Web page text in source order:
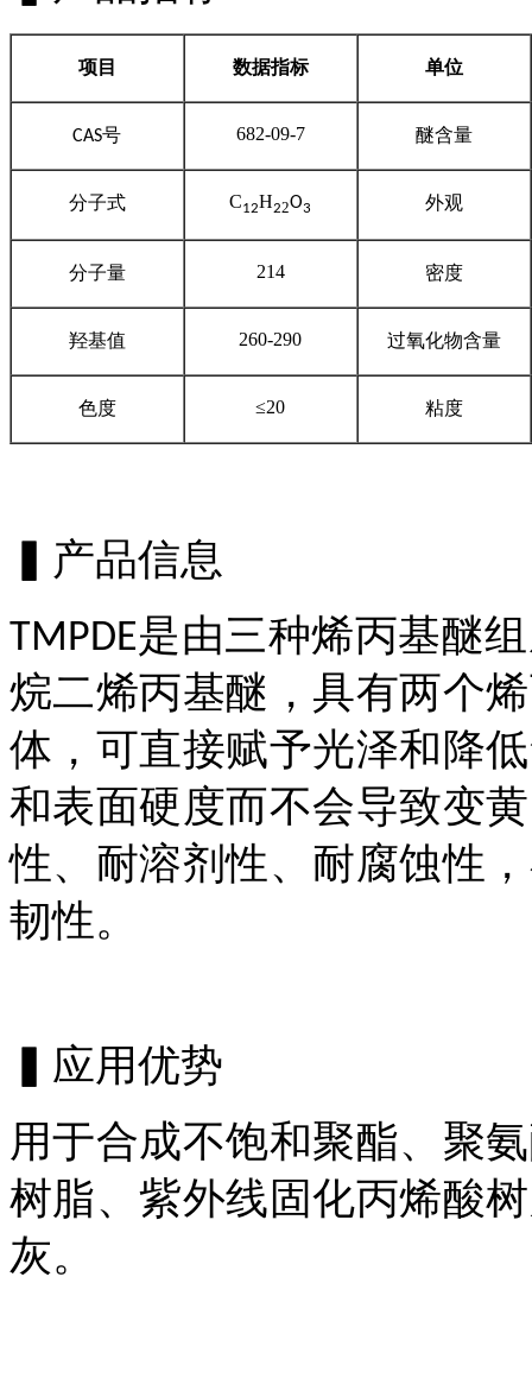
项目 数据指标 单位
CAS号 682-09-7 醚含量
分子式 C12H22O3 外观
分子量 214 密度
羟基值 260-290 过氧化物含量
色度 ≤20 粘度
▍产品信息
TMPDE是由三种烯丙基醚
烷二烯丙基醚，具有两个
体，可直接赋予光泽和降
和表面硬度而不会导致变
性、耐溶剂性、耐腐蚀性
韧性。
▍应用优势
用于合成不饱和聚酯、聚氨
树脂、紫外线固化丙烯酸
灰。